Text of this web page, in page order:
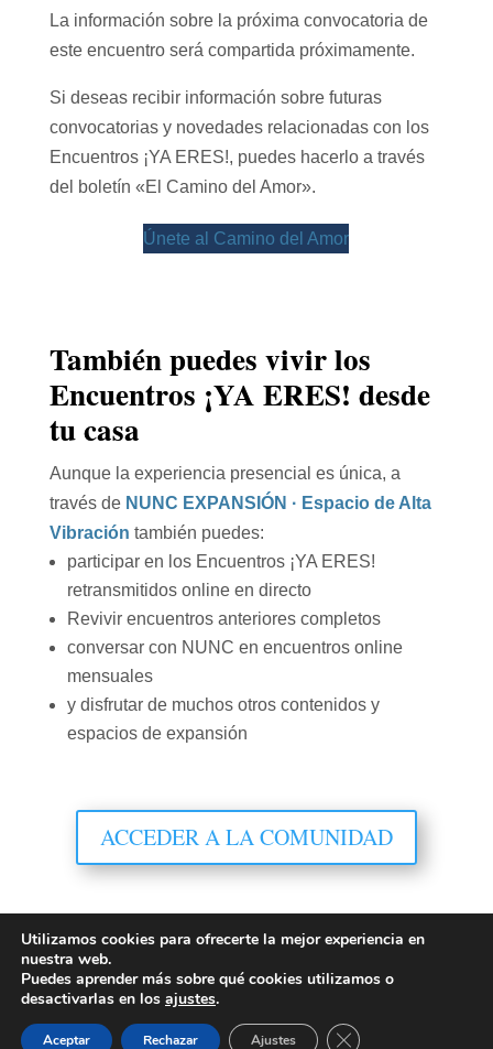
La información sobre la próxima convocatoria de
este encuentro será compartida próximamente.
Si deseas recibir información sobre futuras
convocatorias y novedades relacionadas con los
Encuentros ¡YA ERES!, puedes hacerlo a través
del boletín «El Camino del Amor».
Únete al Camino del Amor
También puedes vivir los
Encuentros ¡YA ERES! desde
tu casa
Aunque la experiencia presencial es única, a
través de NUNC EXPANSIÓN · Espacio de Alta
Vibración también puedes:
participar en los Encuentros ¡YA ERES!
retransmitidos online en directo
Revivir encuentros anteriores completos
conversar con NUNC en encuentros online
mensuales
y disfrutar de muchos otros contenidos y
espacios de expansión
ACCEDER A LA COMUNIDAD
® 2026 Encuentros ¡YA ERES!Aviso legal
Contacto: nuncfluireltodo@gmail.com
Utilizamos cookies para ofrecerte la mejor experiencia en
nuestra web.
Puedes aprender más sobre qué cookies utilizamos o
desactivarlas en los ajustes.
Aceptar Rechazar Ajustes Cerrar el banner de